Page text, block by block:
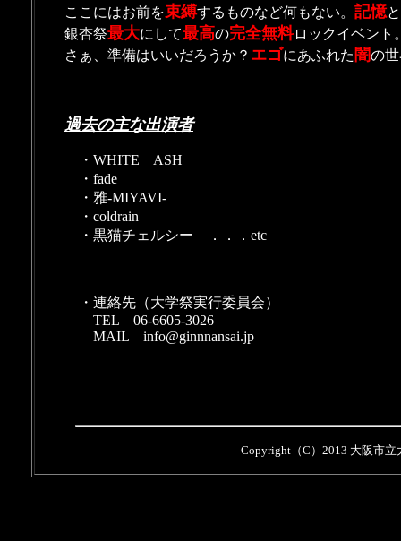
ここにはお前を束縛するものなど何もない。 記憶と
銀杏祭最大にして最高の完全無料ロックイベント
さぁ、準備はいいだろうか？ エゴにあふれた 闇の
過去の主な出演者
・WHITE ASH
・fade
・雅-MIYAVI-
・coldrain
・黒猫チェルシー ．．．etc
・連絡先（大学祭実行委員会）
TEL 06-6605-3026
MAIL info@ginnnansai.jp
Copyright（C）2013 大阪市